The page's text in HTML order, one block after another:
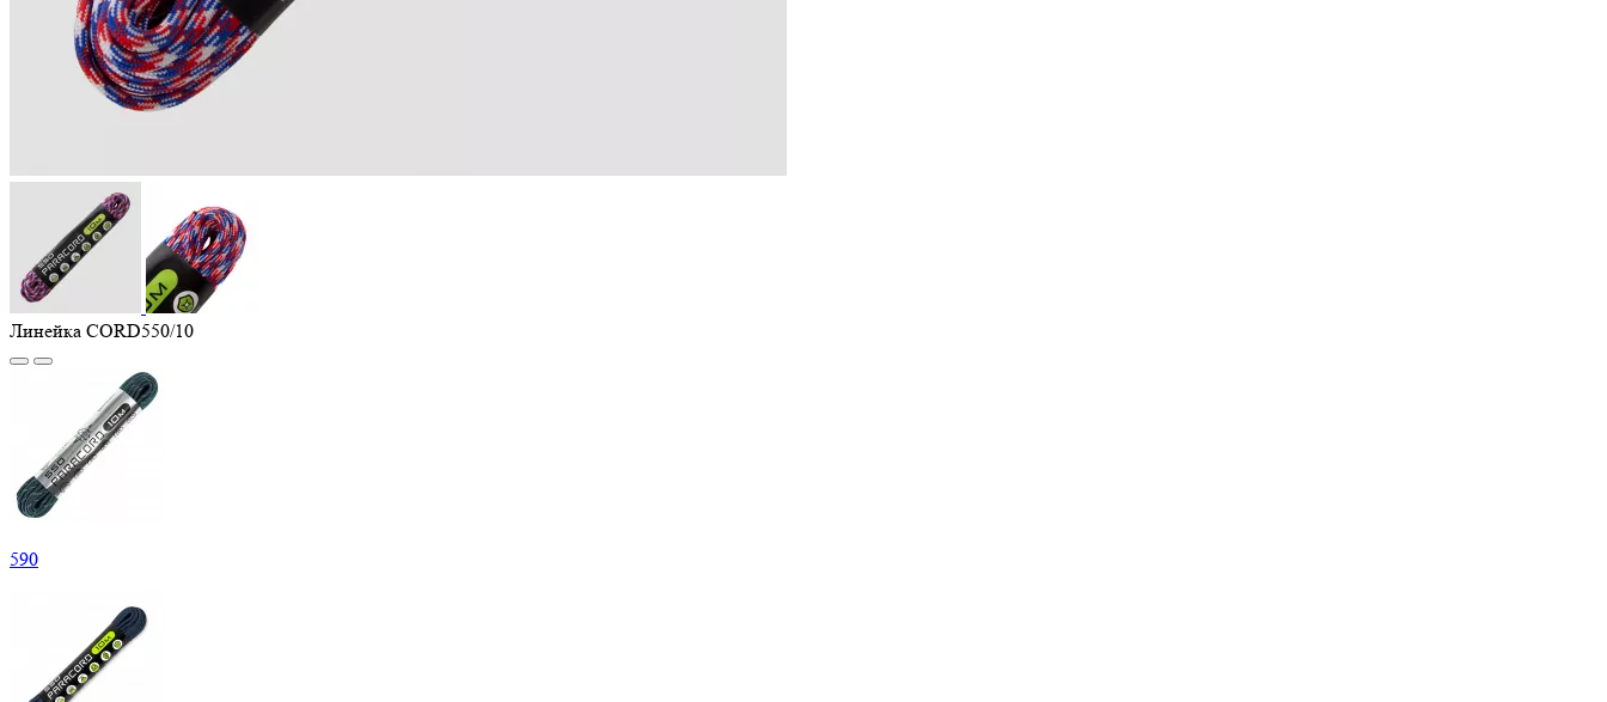
Линейка CORD550/10
590